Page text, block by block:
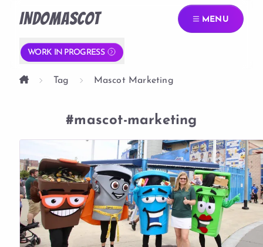
INDOMASCOT MENU
WORK IN PROGRESS
Tag Mascot Marketing
#mascot-marketing